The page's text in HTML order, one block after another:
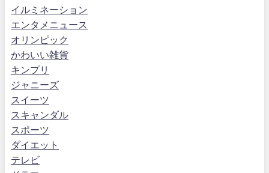
イルミネーション
エンタメニュース
オリンピック
かわいい雑貨
キンプリ
ジャニーズ
スイーツ
スキャンダル
スポーツ
ダイエット
テレビ